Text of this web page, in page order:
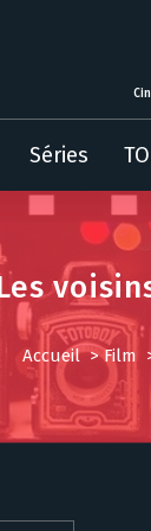
Séries
Accueil>Film